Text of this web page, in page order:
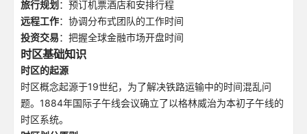
旅行规划 ：预订机票酒店和安排行程
远程工作：协调分布式团队的工作时间
投资交易：把握全球金融市场开盘时间
时区基础知识
时区的起源
时区概念起源于19世纪，为了解决铁路运输中的时间混乱问
题。1884年国际子午线会议确立了以格林威治为本初子午线的
时区系统。